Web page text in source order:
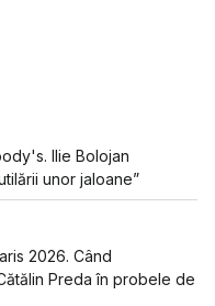
Ilie Bolojan
unor jaloane”
2026. Când
Preda în probele de